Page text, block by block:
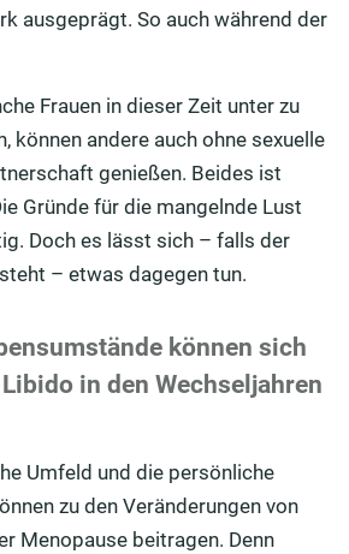
ausgeprägt. So auch während der
Frauen in dieser Zeit unter zu
können andere auch ohne sexuelle
genießen. Beides ist
Gründe für die mangelnde Lust
Doch es lässt sich – falls der
– etwas dagegen tun.
können sich
in den Wechseljahren
Umfeld und die persönliche
zu den Veränderungen von
Menopause beitragen. Denn